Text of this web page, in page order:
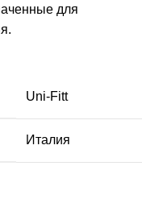
для
Uni-Fitt
Италия